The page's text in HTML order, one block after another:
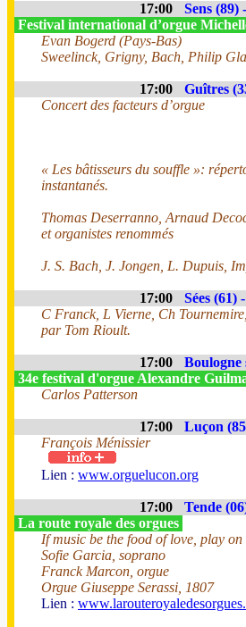
17:00 Sens (89) -
Festival international d’orgue
Evan Bogerd (Pays-Bas)
Sweelinck, Grigny, Bach, Philip
17:00 Guîtres
Concert des facteurs d’orgue
« Les bâtisseurs du souffle »:
instantanés.
Thomas Deserranno, Arnaud
et organistes renommés
J. S. Bach, J. Jongen, L. Dupuis,
17:00 Sées (61) -
C Franck, L Vierne, Ch
par Tom Rioult.
17:00 Boulogne
34e festival d'orgue Alexandre
Carlos Patterson
17:00 Luçon
François Ménissier
Lien : www.orguelucon.org
17:00
Tende
La route royale des orgues
If music be the food of love, play
Sofie Garcia, soprano
Franck Marcon, orgue
Orgue Giuseppe Serassi, 1807
Lien :